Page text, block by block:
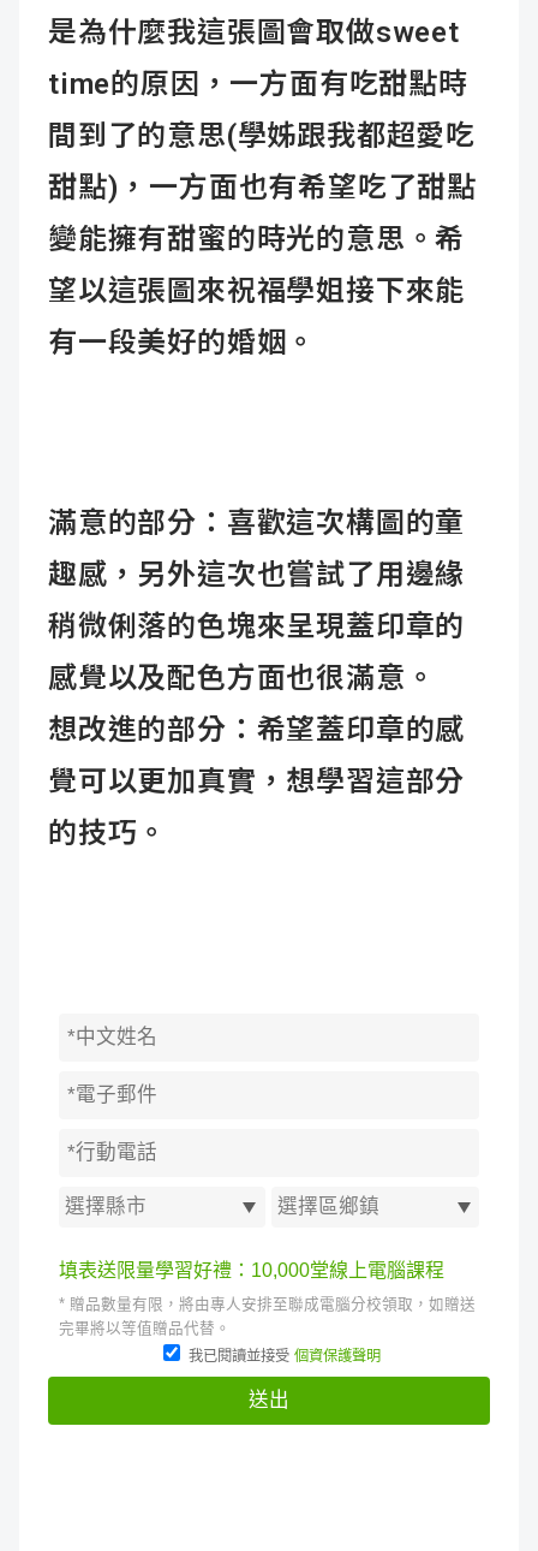
是為什麼我這張圖會取做sweet
time的原因，一方面有吃甜點時
間到了的意思(學姊跟我都超愛吃
甜點)，一方面也有希望吃了甜點
變能擁有甜蜜的時光的意思。希
望以這張圖來祝福學姐接下來能
有一段美好的婚姻。
滿意的部分：喜歡這次構圖的童
趣感，另外這次也嘗試了用邊緣
稍微俐落的色塊來呈現蓋印章的
感覺以及配色方面也很滿意。
想改進的部分：希望蓋印章的感
覺可以更加真實，想學習這部分
的技巧。